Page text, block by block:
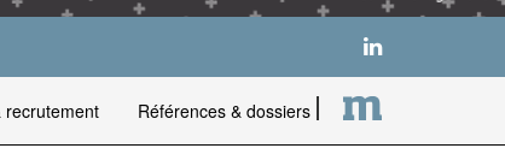
recrutement Références & dossiers